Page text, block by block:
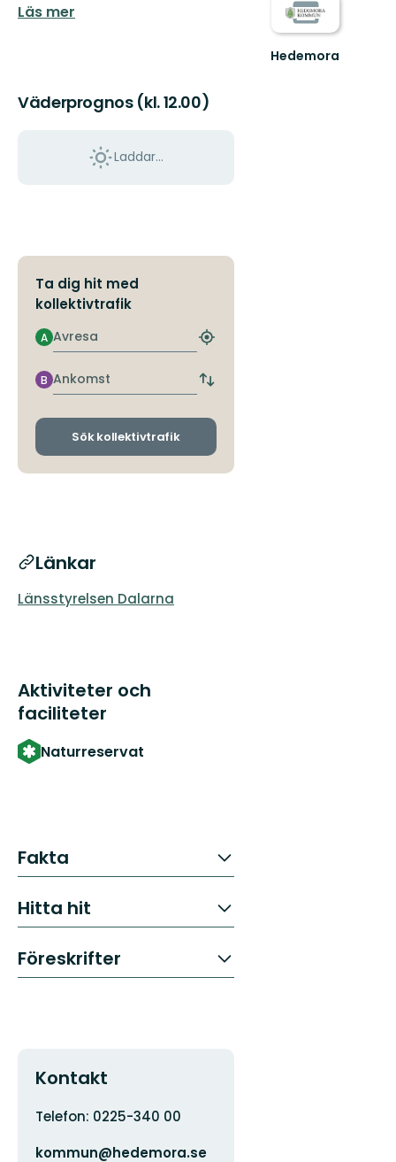
Läs mer
Väderprognos (kl. 12.00)
Laddar...
Ta dig hit med
kollektivtrafik
Avresa
A
Hitta
hållplats
Ankomst
B
Byt
och
Sök kollektivtrafik
Länkar
Länsstyrelsen Dalarna
Aktiviteter och
faciliteter
Naturreservat
Fakta
Hitta hit
Föreskrifter
Kontakt
Adress
Telefon: 0225-340 00
postadress
kommun@hedemora.se
Hedemora